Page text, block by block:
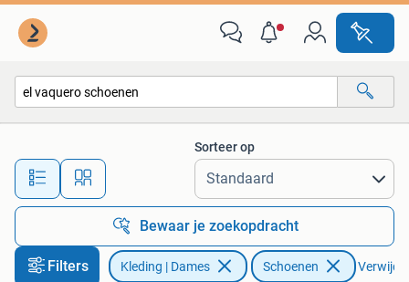
Alle afstanden…
Sorteer op
Bewaar je zoekopdracht
Filters Kleding | Dames Schoenen